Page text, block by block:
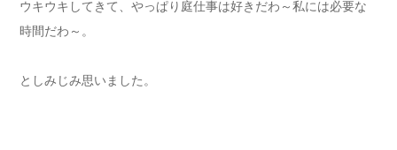
ウキウキしてきて、やっぱり庭仕事は好きだわ～私には必要な
時間だわ～。
としみじみ思いました。